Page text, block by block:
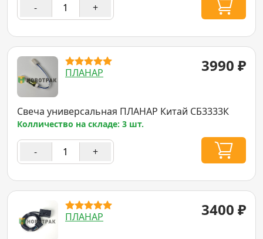
- +
ПЛАНАР 3990 ₽
Свеча универсальная ПЛАНАР Китай СБ3333К
Колличество на складе: 3 шт.
- +
ПЛАНАР 3400 ₽